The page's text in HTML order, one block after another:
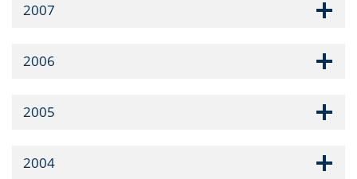
2007
2006
2005
2004